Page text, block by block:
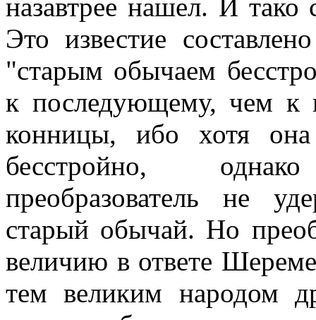
назавтрее нашел. И тако
Это известие
"старым обычаем
к последующему, чем к
конницы, ибо хотя
бесстройно,
преобразователь не
старый обычай. Но
величию в ответе
тем великим народом